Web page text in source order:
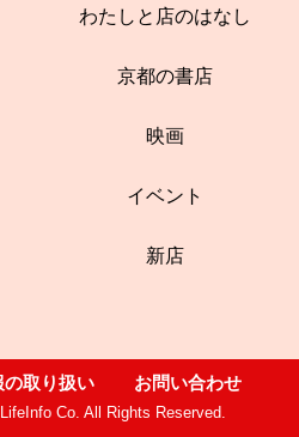
わたしと店のはなし
京都の書店
映画
イベント
新店
の取り扱い お問い合わせ
Co. All Rights Reserved.